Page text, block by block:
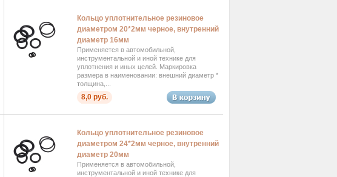
Кольцо уплотнительное резиновое
диаметром 20*2мм черное, внутренний
диаметр 16мм
Применяется в автомобильной,
инструментальной и иной технике для
уплотнения и иных целей. Маркировка
размера в наименовании: внешний диаметр *
толщина,...
8,0 руб.
Кольцо уплотнительное резиновое
диаметром 24*2мм черное, внутренний
диаметр 20мм
Применяется в автомобильной,
инструментальной и иной технике для